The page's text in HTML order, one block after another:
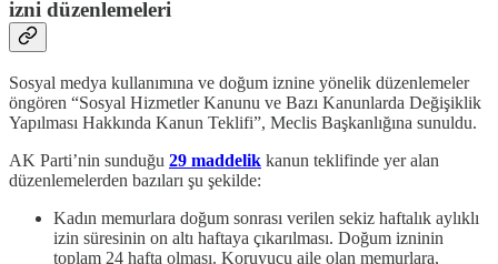
izni düzenlemeleri
Sosyal medya kullanımına ve doğum iznine yönelik düzenlemeler
öngören “Sosyal Hizmetler Kanunu ve Bazı Kanunlarda Değişiklik
Yapılması Hakkında Kanun Teklifi”, Meclis Başkanlığına sunuldu.
AK Parti’nin sunduğu 29 maddelik kanun teklifinde yer alan
düzenlemelerden bazıları şu şekilde:
Kadın memurlara doğum sonrası verilen sekiz haftalık aylıklı
izin süresinin on altı haftaya çıkarılması. Doğum izninin
toplam 24 hafta olması. Koruyucu aile olan memurlara,